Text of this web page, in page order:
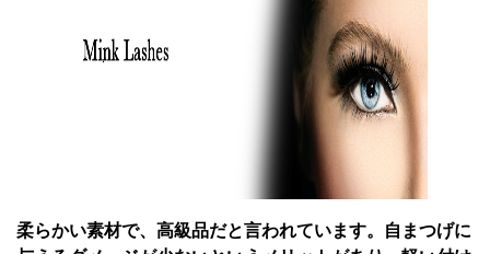
柔らかい素材で、高級品だと言われています。自まつげに